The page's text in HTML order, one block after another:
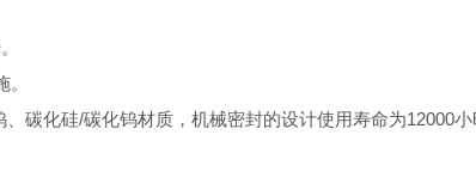
、碳化硅/碳化钨材质，机械密封的设计使用寿命为12000小